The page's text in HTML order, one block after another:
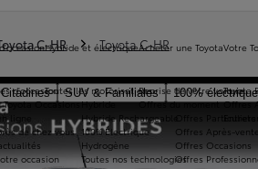
Citadines SUV & Familiales 100%
d'occasion
Occasions
ligne
de chez vous
occasion
Hybride et électrique
Toutes les motorisations
Hybride
Hybride Rechargeable
100% Électrique
Hydrogène
Toutes nos technologies
Acheter une Toyota
Reprise de votre voiture
Offres du moment
Offres Après-
Offres Occasions
Offres
Votre
Toyota
Offres
C-HR Toyota C-HR